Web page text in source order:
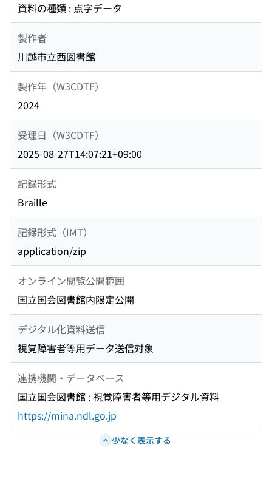
資料の種類 : 点字データ
製作者
川越市立西図書館
製作年（W3CDTF）
2024
受理日（W3CDTF）
2025-08-27T14:07:21+09:00
記録形式
Braille
記録形式（IMT）
application/zip
オンライン閲覧公開範囲
国立国会図書館内限定公開
デジタル化資料送信
視覚障害者等用データ送信対象
連携機関・データベース
国立国会図書館 : 視覚障害者等用デジタル資料
https://mina.ndl.go.jp
少なく表示する